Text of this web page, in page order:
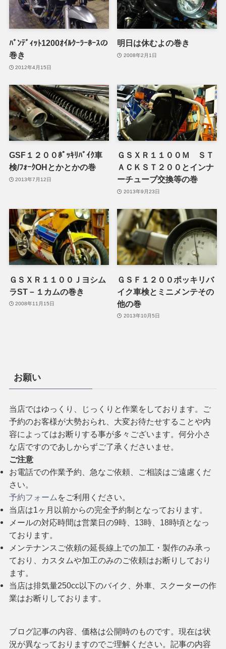
ﾊﾞﾝﾃﾞｨｯﾄ1200ｵｲﾙｸｰﾗｰﾎｰｽの
巻き
2012年4月15日
明日は休むよの巻き
2008年2月1日
GSF１２００ﾎﾟｯｷﾘﾊﾞｲｸ車
検/ﾌｫｰｸOHとかとかの巻
2013年7月12日
ＧＳＸＲ１１００Ｍ ＳＴ
ＡＣＫＳＴ２００とインナ
ーチューブ交換等の巻
2013年9月23日
ＧＳＸＲ１１００Ｊヨシム
ラST－１カムの巻き
2008年11月15日
ＧＳＦ１２００ポッキリバ
イク車検とミニメンテその
他の巻
2013年10月5日
お願い
当店ではゆっくり、じっくりと作業をしております。ご
予約のお客様が大勢おられ、大変お待たせすることや内
容によってはお断りする事が多々ございます。何分小さ
な店ですのであしからずご了承くださいませ。
ご注意
お電話での作業予約、急なご依頼、ご相談はご遠慮くだ
さい。
予約フォーム をご利用ください。
当店は1ヶ月以前からの完全予約制となっております。
メールの対応時間は営業日の9時、13時、18時頃となっ
ております。
メンテナンスご依頼の延長線上での加工・製作のみ承っ
ており、カスタムや加工のみのご依頼はお断りしており
ます。
当店は排気量250cc以下のバイク、外車、スクーターの作
業はお断りしております。
ブログ記事の内容、価格は公開時のものです。現在は状
況が異なっておりますのでご理解ください。記事の内容